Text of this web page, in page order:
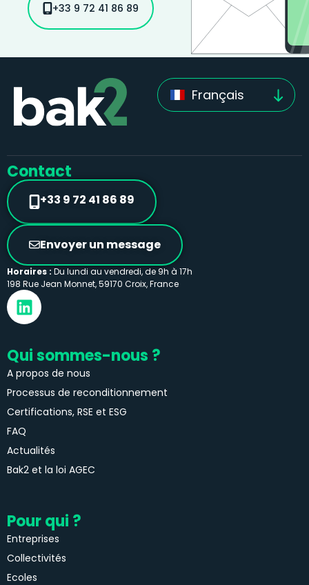
+33 9 72 41 86 89
Français
Qui sommes-nous ?
A propos de nous
Processus de reconditionnement
Certifications, RSE et ESG
FAQ
Actualités
Bak2 et la loi AGEC
Pour qui ?
Entreprises
Collectivités
Ecoles
Contact
+33 9 72 41 86 89
Envoyer un message
Horaires : Du lundi au vendredi, de 9h à 17h
198 Rue Jean Monnet, 59170 Croix, France